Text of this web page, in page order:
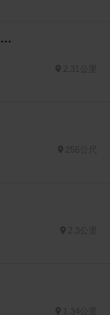
逸之牛熟成炸牛燒肉專門 台中精誠店
256公尺
1.34公里